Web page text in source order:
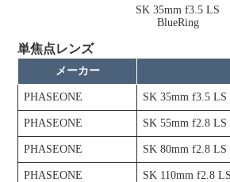
SK 35mm f3.5 LS
BlueRing
単焦点レンズ
メーカー
PHASEONE SK 35mm f3.5 LS
PHASEONE SK 55mm f2.8 LS
PHASEONE SK 80mm f2.8 LS
PHASEONE SK 110mm f2.8